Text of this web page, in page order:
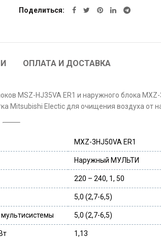
Поделиться
ОПЛАТА И ДОСТАВКА
MSZ-HJ35VA ER1 и наружного блока
Mitsubishi Electic для очищения воздуха от
MXZ-3HJ50VA ER1
Наружный МУЛЬТИ
220 – 240, 1, 50
5,0 (2,7-6,5)
5,0 (2,7-6,5)
1,13